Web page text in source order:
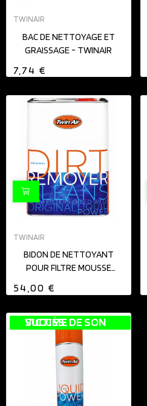
TWINAIR
BAC DE NETTOYAGE ET
GRAISSAGE - TWINAIR
7,74 €
TWINAIR
BIDON DE NETTOYANT
POUR FILTRE MOUSSE
54,00 €
VICTIME DE SON SUCCÈS